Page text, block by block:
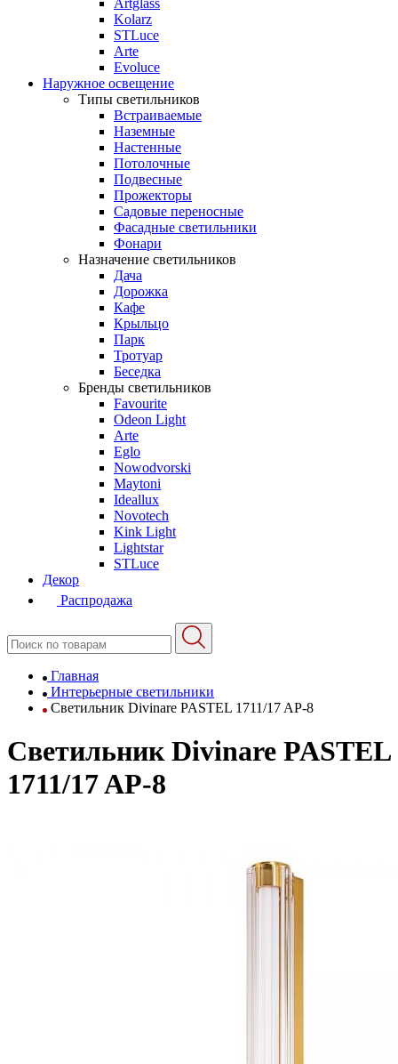
Artglass
Kolarz
STLuce
Arte
Evoluce
Наружное освещение
Типы светильников
Встраиваемые
Наземные
Настенные
Потолочные
Подвесные
Прожекторы
Садовые переносные
Фасадные светильники
Фонари
Назначение светильников
Дача
Дорожка
Кафе
Крыльцо
Парк
Тротуар
Беседка
Бренды светильников
Favourite
Odeon Light
Arte
Eglo
Nowodvorski
Maytoni
Ideallux
Novotech
Kink Light
Lightstar
STLuce
Декор
Распродажа
Главная
Интерьерные светильники
Светильник Divinare PASTEL 1711/17 AP-8
Светильник Divinare PASTEL
1711/17 AP-8